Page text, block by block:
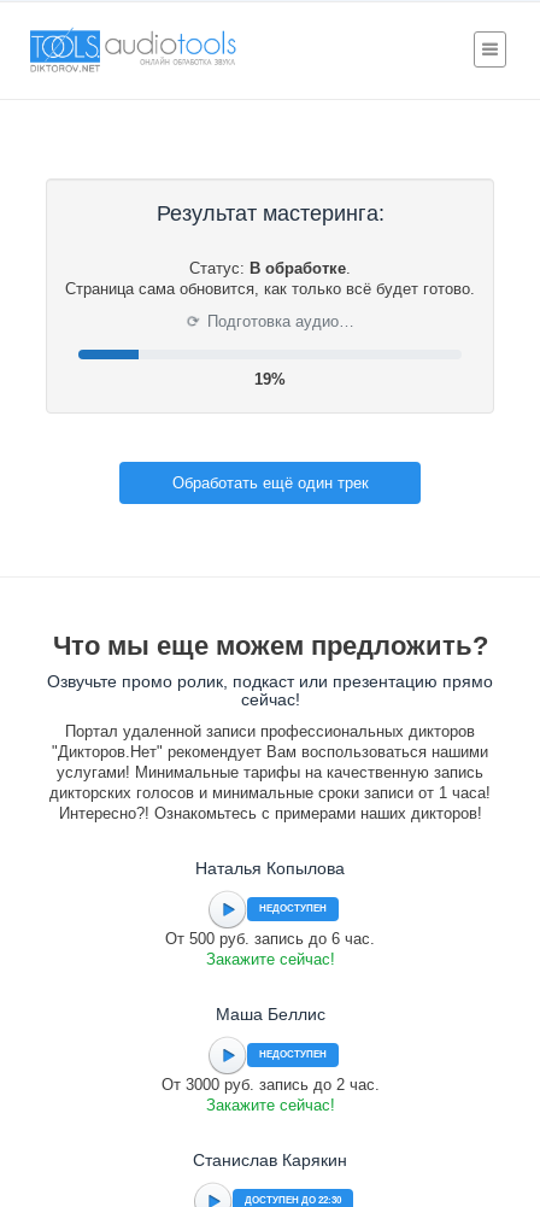
Результат мастеринга:
Статус: В обработке.
Страница сама обновится, как только всё будет готово.
⟳ Подготовка аудио…
19%
Обработать ещё один трек
Что мы еще можем предложить?
Озвучьте промо ролик, подкаст или презентацию прямо
сейчас!
Портал удаленной записи профессиональных дикторов
"Дикторов.Нет" рекомендует Вам воспользоваться нашими
услугами! Минимальные тарифы на качественную запись
дикторских голосов и минимальные сроки записи от 1 часа!
Интересно?! Ознакомьтесь с примерами наших дикторов!
Наталья Копылова
НЕДОСТУПЕН
От 500 руб. запись до 6 час.
Закажите сейчас!
Маша Беллис
НЕДОСТУПЕН
От 3000 руб. запись до 2 час.
Закажите сейчас!
Станислав Карякин
ДОСТУПЕН ДО 22:30